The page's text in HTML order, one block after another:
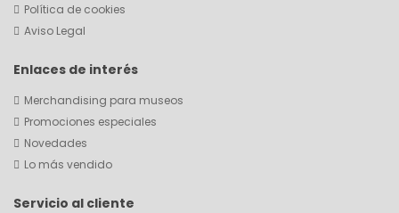
Política de cookies
Aviso Legal
Enlaces de interés
Merchandising para museos
Promociones especiales
Novedades
Lo más vendido
Servicio al cliente